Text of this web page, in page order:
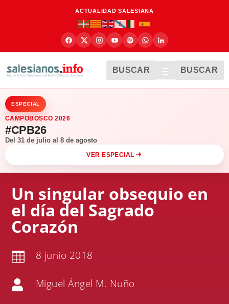
ACTUALIDAD SALESIANA
BUSCAR BUSCAR
ESPECIAL
CAMPOBOSCO 2026
#CPB26
Del 31 de julio al 8 de agosto
VER ESPECIAL
Un singular obsequio en
el día del Sagrado
Corazón
 8 junio 2018
 Miguel Ángel M. Nuño